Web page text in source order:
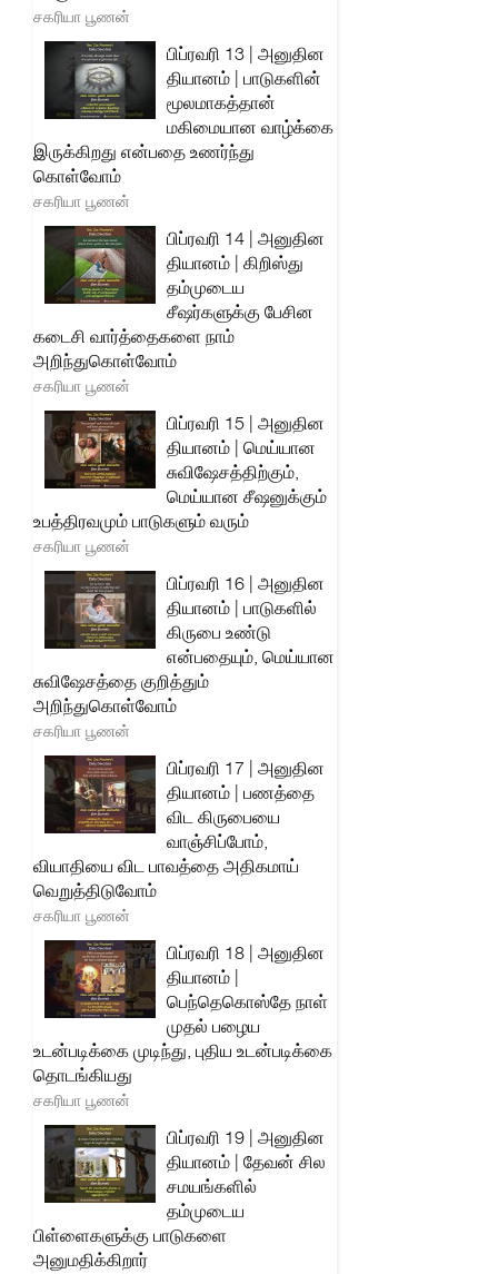
சகரியா பூணன்
பிப்ரவரி 13 | அனுதின
தியானம் | பாடுகளின்
மூலமாகத்தான்
மகிமையான வாழ்க்கை
இருக்கிறது என்பதை உணர்ந்து
கொள்வோம்
சகரியா பூணன்
பிப்ரவரி 14 | அனுதின
தியானம் | கிறிஸ்து
தம்முடைய
சீஷர்களுக்கு பேசின
கடைசி வார்த்தைகளை நாம்
அறிந்துகொள்வோம்
சகரியா பூணன்
பிப்ரவரி 15 | அனுதின
தியானம் | மெய்யான
சுவிஷேசத்திற்கும்,
மெய்யான சீஷனுக்கும்
உபத்திரவமும் பாடுகளும் வரும்
சகரியா பூணன்
பிப்ரவரி 16 | அனுதின
தியானம் | பாடுகளில்
கிருபை உண்டு
என்பதையும், மெய்யான
சுவிஷேசத்தை குறித்தும்
அறிந்துகொள்வோம்
சகரியா பூணன்
பிப்ரவரி 17 | அனுதின
தியானம் | பணத்தை
விட கிருபையை
வாஞ்சிப்போம்,
வியாதியை விட பாவத்தை அதிகமாய்
வெறுத்திடுவோம்
சகரியா பூணன்
பிப்ரவரி 18 | அனுதின
தியானம் |
பெந்தெகொஸ்தே நாள்
முதல் பழைய
உடன்படிக்கை முடிந்து, புதிய உடன்படிக்கை
தொடங்கியது
சகரியா பூணன்
பிப்ரவரி 19 | அனுதின
தியானம் | தேவன் சில
சமயங்களில்
தம்முடைய
பிள்ளைகளுக்கு பாடுகளை
அனுமதிக்கிறார்